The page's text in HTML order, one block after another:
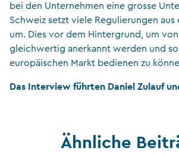
bei den Unternehmen eine grosse
Schweiz setzt viele Regulierungen
um. Dies vor dem Hintergrund, um von
gleichwertig anerkannt werden und
europäischen Markt bedienen zu
Das Interview führten Daniel Zulauf
Ähnliche